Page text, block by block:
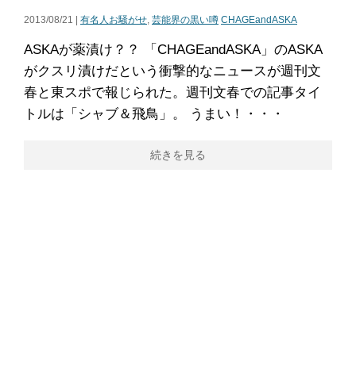
2013/08/21 | 有名人お騒がせ, 芸能界の黒い噂 CHAGEandASKA
ASKAが薬漬け？？ 「CHAGEandASKA」のASKA
がクスリ漬けだという衝撃的なニュースが週刊文
春と東スポで報じられた。週刊文春での記事タイ
トルは「シャブ＆飛鳥」。 うまい！・・・
続きを見る